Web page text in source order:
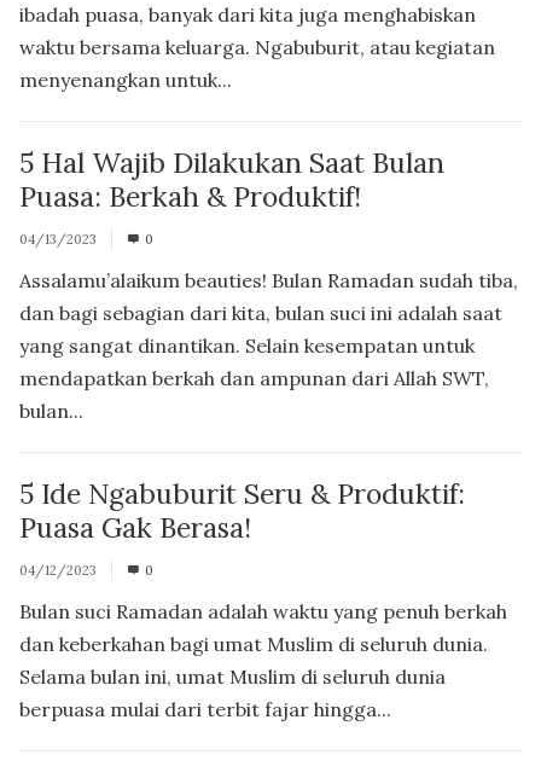
ibadah puasa, banyak dari kita juga menghabiskan
waktu bersama keluarga. Ngabuburit, atau kegiatan
menyenangkan untuk...
5 Hal Wajib Dilakukan Saat Bulan
Puasa: Berkah & Produktif!
04/13/2023 0
Assalamu’alaikum beauties! Bulan Ramadan sudah tiba,
dan bagi sebagian dari kita, bulan suci ini adalah saat
yang sangat dinantikan. Selain kesempatan untuk
mendapatkan berkah dan ampunan dari Allah SWT,
bulan...
5 Ide Ngabuburit Seru & Produktif:
Puasa Gak Berasa!
04/12/2023 0
Bulan suci Ramadan adalah waktu yang penuh berkah
dan keberkahan bagi umat Muslim di seluruh dunia.
Selama bulan ini, umat Muslim di seluruh dunia
berpuasa mulai dari terbit fajar hingga...